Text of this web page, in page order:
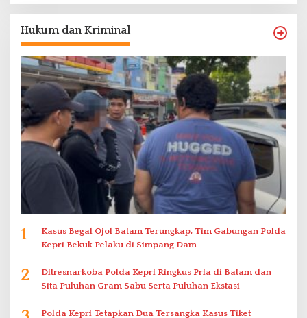
Hukum dan Kriminal
1
Kasus Begal Ojol Batam Terungkap, Tim Gabungan Polda
Kepri Bekuk Pelaku di Simpang Dam
2
Ditresnarkoba Polda Kepri Ringkus Pria di Batam dan
Sita Puluhan Gram Sabu Serta Puluhan Ekstasi
Polda Kepri Tetapkan Dua Tersangka Kasus Tiket